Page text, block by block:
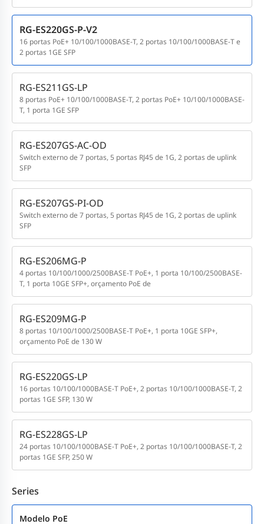
RG-ES220GS-P-V2
16 portas PoE+ 10/100/1000BASE-T, 2 portas 10/100/1000BASE-T e
2 portas 1GE SFP
RG-ES211GS-LP
8 portas PoE+ 10/100/1000BASE-T, 2 portas PoE+ 10/100/1000BASE-
T, 1 porta 1GE SFP
RG-ES207GS-AC-OD
Switch externo de 7 portas, 5 portas RJ45 de 1G, 2 portas de uplink
SFP
RG-ES207GS-PI-OD
Switch externo de 7 portas, 5 portas RJ45 de 1G, 2 portas de uplink
SFP
RG-ES206MG-P
4 portas 10/100/1000/2500BASE-T PoE+, 1 porta 10/100/2500BASE-
T, 1 porta 10GE SFP+, orçamento PoE de
RG-ES209MG-P
8 portas 10/100/1000/2500BASE-T PoE+, 1 porta 10GE SFP+,
orçamento PoE de 130 W
RG-ES220GS-LP
16 portas 10/100/1000BASE-T PoE+, 2 portas 10/100/1000BASE-T, 2
portas 1GE SFP, 130 W
RG-ES228GS-LP
24 portas 10/100/1000BASE-T PoE+, 2 portas 10/100/1000BASE-T, 2
portas 1GE SFP, 250 W
Series
Modelo PoE